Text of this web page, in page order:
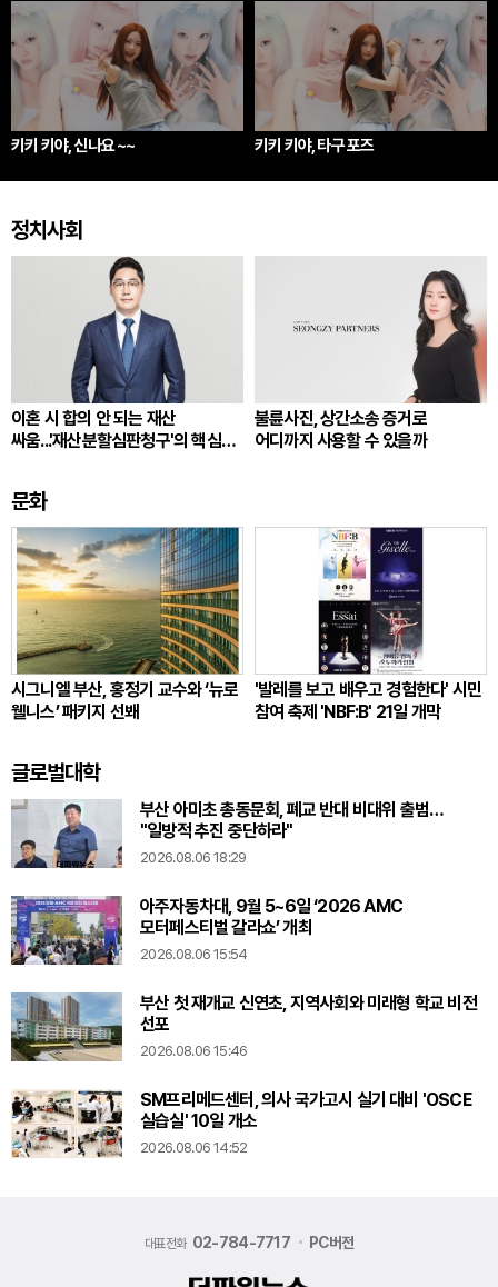
키키 키야, 신나요 ~~ 키키 키야, 타구 포즈
정치사회
이혼 시 합의 안 되는 재산
싸움...'재산분할심판청구'의 핵심
불륜사진, 상간소송 증거로
어디까지 사용할 수 있을까
문화
시그니엘 부산, 홍정기 교수와 ‘뉴로
웰니스’ 패키지 선봬
'발레를 보고 배우고 경험한다' 시민
참여 축제 'NBF:B' 21일 개막
글로벌대학
부산 아미초 총동문회, 폐교 반대 비대위 출범…
"일방적 추진 중단하라"
2026.08.06 18:29
아주자동차대, 9월 5~6일 ‘2026 AMC
모터페스티벌 갈라쇼’ 개최
2026.08.06 15:54
부산 첫 재개교 신연초, 지역사회와 미래형 학교 비전
선포
2026.08.06 15:46
SM프리메드센터, 의사 국가고시 실기 대비 'OSCE
실습실' 10일 개소
2026.08.06 14:52
대표전화 02-784-7717 PC버전